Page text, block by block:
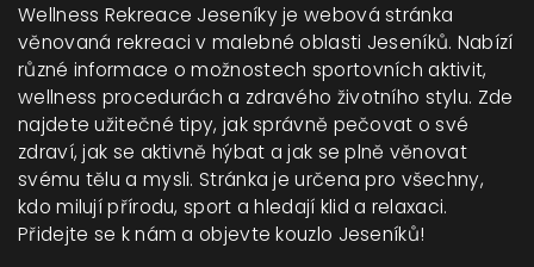
Wellness Rekreace Jeseníky je webová stránka
věnovaná rekreaci v malebné oblasti Jeseníků. Nabízí
různé informace o možnostech sportovních aktivit,
wellness procedurách a zdravého životního stylu. Zde
najdete užitečné tipy, jak správně pečovat o své
zdraví, jak se aktivně hýbat a jak se plně věnovat
svému tělu a mysli. Stránka je určena pro všechny,
kdo milují přírodu, sport a hledají klid a relaxaci.
Přidejte se k nám a objevte kouzlo Jeseníků!